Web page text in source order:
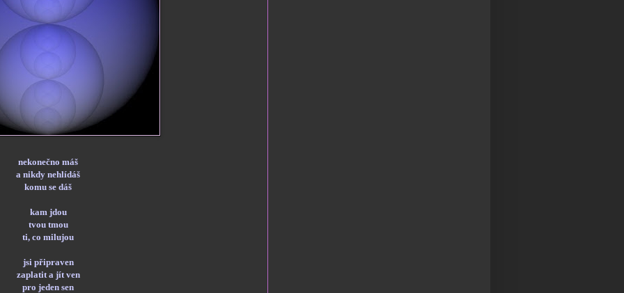
nekonečno máš
a nikdy nehlídáš
komu se dáš
kam jdou
tvou tmou
ti, co milujou
jsi připraven
zaplatit a jít ven
pro jeden sen